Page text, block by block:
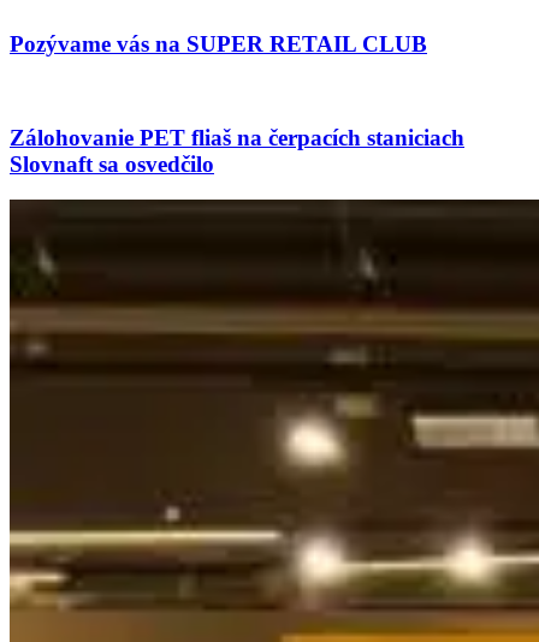
Pozývame vás na SUPER RETAIL CLUB
Zálohovanie PET fliaš na čerpacích staniciach
Slovnaft sa osvedčilo